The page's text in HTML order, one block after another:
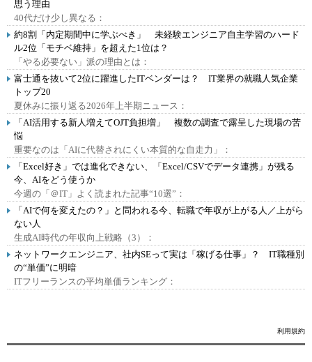
思う理由
40代だけ少し異なる：
約8割「内定期間中に学ぶべき」 未経験エンジニア自主学習のハード
ル2位「モチベ維持」を超えた1位は？
「やる必要ない」派の理由とは：
富士通を抜いて2位に躍進したITベンダーは？ IT業界の就職人気企業
トップ20
夏休みに振り返る2026年上半期ニュース：
「AI活用する新人増えてOJT負担増」 複数の調査で露呈した現場の苦
悩
重要なのは「AIに代替されにくい本質的な自走力」：
「Excel好き」では進化できない、「Excel/CSVでデータ連携」が残る
今、AIをどう使うか
今週の「＠IT」よく読まれた記事“10選”：
「AIで何を変えたの？」と問われる今、転職で年収が上がる人／上がら
ない人
生成AI時代の年収向上戦略（3）：
ネットワークエンジニア、社内SEって実は「稼げる仕事」？ IT職種別
の“単価”に明暗
ITフリーランスの平均単価ランキング：
利用規約